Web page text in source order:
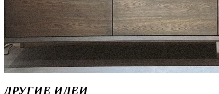
ДРУГИЕ ИДЕИ